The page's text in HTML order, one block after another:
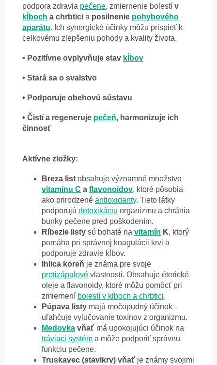
podpora zdravia pečene, zmiernenie bolestí v
kĺboch a chrbtici a posilnenie pohybového
aparátu. Ich synergické účinky môžu prispieť k
celkovému zlepšeniu pohody a kvality života.
• Pozitívne ovplyvňuje stav kĺbov
• Stará sa o svalstvo
• Podporuje obehovú sústavu
• Čistí a regeneruje pečeň, harmonizuje ich
činnosť
Aktívne zložky:
Breza list obsahuje významné množstvo
vitamínu C a flavonoidov, ktoré pôsobia
ako prirodzené antioxidanty. Tieto látky
podporujú detoxikáciu organizmu a chránia
bunky pečene pred poškodením.
Ríbezle listy sú bohaté na vitamín K, ktorý
pomáha pri správnej koagulácii krvi a
podporuje zdravie kĺbov.
Ihlica koreň je známa pre svoje
protizápalové vlastnosti. Obsahuje éterické
oleje a flavonoidy, ktoré môžu pomôcť pri
zmiernení bolestí v kĺboch a chrbtici.
Púpava listy majú močopudný účinok -
uľahčuje vylučovanie toxínov z organizmu.
Medovka vňať má upokojujúci účinok na
tráviaci systém a môže podporiť správnu
funkciu pečene.
Truskavec (stavikrv) vňať je známy svojimi